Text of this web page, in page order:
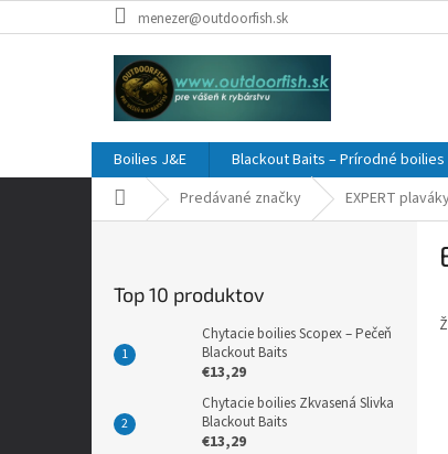
na
menezer@outdoorfish.sk
Boilies J&E Blackout Baits – Prírodné
DomovPredávané značky EXPERT
Top 10 produktov
Chytacie boilies Scopex – Pečeň
Blackout Baits
€13,29
Chytacie boilies Zkvasená Slivka
Blackout Baits
€13,29